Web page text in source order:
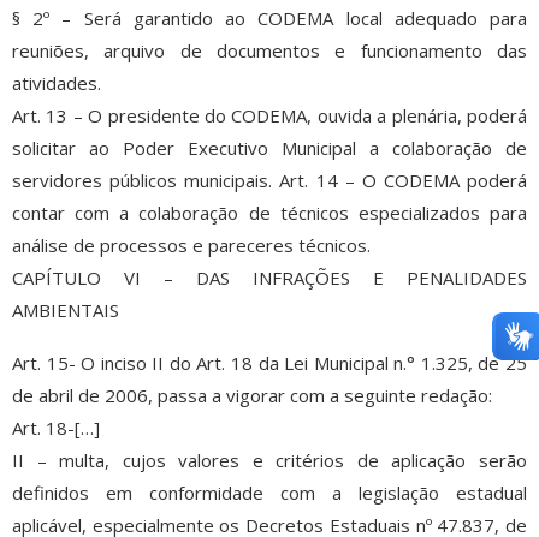
§ 2º – Será garantido ao CODEMA local adequado para
reuniões, arquivo de documentos e funcionamento das
atividades.
Art. 13 – O presidente do CODEMA, ouvida a plenária, poderá
solicitar ao Poder Executivo Municipal a colaboração de
servidores públicos municipais. Art. 14 – O CODEMA poderá
contar com a colaboração de técnicos especializados para
análise de processos e pareceres técnicos.
CAPÍTULO VI – DAS INFRAÇÕES E PENALIDADES
AMBIENTAIS
Art. 15- O inciso II do Art. 18 da Lei Municipal n.° 1.325, de 25
de abril de 2006, passa a vigorar com a seguinte redação:
Art. 18-[…]
II – multa, cujos valores e critérios de aplicação serão
definidos em conformidade com a legislação estadual
aplicável, especialmente os Decretos Estaduais nº 47.837, de